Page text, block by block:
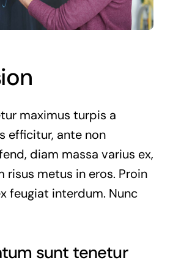
maximus turpis a
efficitur, ante non
diam massa varius ex,
risus metus in eros. Proin
feugiat interdum. Nunc
sunt tenetur